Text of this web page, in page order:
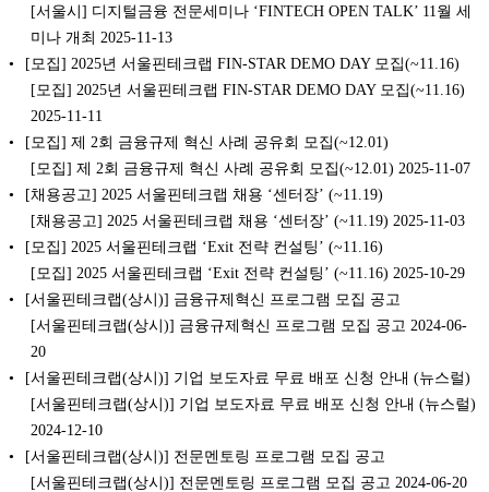
[서울시] 디지털금융 전문세미나 ‘FINTECH OPEN TALK’ 11월 세
미나 개최 2025-11-13
[모집] 2025년 서울핀테크랩 FIN-STAR DEMO DAY 모집(~11.16)
[모집] 2025년 서울핀테크랩 FIN-STAR DEMO DAY 모집(~11.16)
2025-11-11
[모집] 제 2회 금융규제 혁신 사례 공유회 모집(~12.01)
[모집] 제 2회 금융규제 혁신 사례 공유회 모집(~12.01) 2025-11-07
[채용공고] 2025 서울핀테크랩 채용 ‘센터장’ (~11.19)
[채용공고] 2025 서울핀테크랩 채용 ‘센터장’ (~11.19) 2025-11-03
[모집] 2025 서울핀테크랩 ‘Exit 전략 컨설팅’ (~11.16)
[모집] 2025 서울핀테크랩 ‘Exit 전략 컨설팅’ (~11.16) 2025-10-29
[서울핀테크랩(상시)] 금융규제혁신 프로그램 모집 공고
[서울핀테크랩(상시)] 금융규제혁신 프로그램 모집 공고 2024-06-
20
[서울핀테크랩(상시)] 기업 보도자료 무료 배포 신청 안내 (뉴스럴)
[서울핀테크랩(상시)] 기업 보도자료 무료 배포 신청 안내 (뉴스럴)
2024-12-10
[서울핀테크랩(상시)] 전문멘토링 프로그램 모집 공고
[서울핀테크랩(상시)] 전문멘토링 프로그램 모집 공고 2024-06-20